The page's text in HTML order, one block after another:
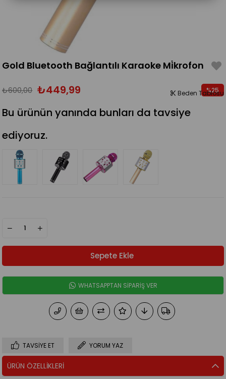
Gold Bluetooth Bağlantılı Karaoke Mi̇krofon
₺600,00 ₺449,99 %25
Bu ürünün yanında bunları da tavsiye
ediyoruz.
Beden Tablosu
WHATSAPPTAN SİPARİŞ VER
TAVSIYE ET YORUM YAZ
ÜRÜN ÖZELLIKLERI